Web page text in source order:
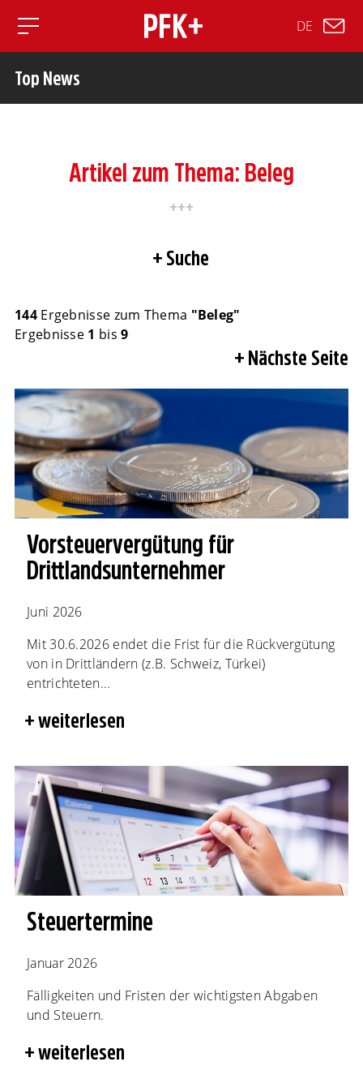
Toggle mobile navigation
DE
Top News
Artikel zum Thema: Beleg
Suche
144Ergebnisse zum Thema "Beleg"
Ergebnisse 1 bis9
Nächste Seite
Vorsteuervergütung für
Drittlandsunternehmer
Juni 2026
Mit 30.6.2026 endet die Frist für die Rückvergütung
von in Drittländern (z.B. Schweiz, Türkei)
entrichteten...
weiterlesen
Steuertermine
Januar 2026
Fälligkeiten und Fristen der wichtigsten Abgaben
und Steuern.
weiterlesen